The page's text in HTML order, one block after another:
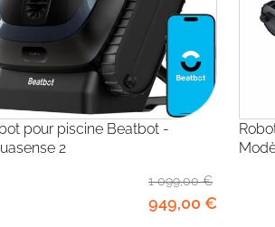
2
1 099,00€
949,00 €
Robot pour piscine Beatbot -